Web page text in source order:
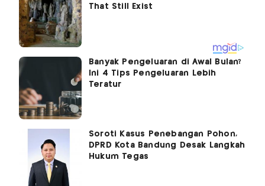
Banyak Pengeluaran di Awal Bulan?
Ini 4 Tips Pengeluaran Lebih
Teratur
Soroti Kasus Penebangan Pohon,
DPRD Kota Bandung Desak Langkah
Hukum Tegas